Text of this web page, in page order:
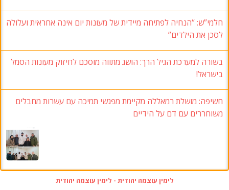
חלמי”ש: “הנחיה לפתיחה מיידית של מעונות יום אינה אחראית ועלולה
לסכן את הילדים”
בשורה למערכת הגיל הרך: הושג מתווה מוסכם לחיזוק מעונות הסמל
בישראל!
חשיפה: מושלת רמאללה מקיימת מפגשי תמיכה עם עשרות מחבלים
משוחררים עם דם על הידיים
לימין עוצמה יהודית - לימין עוצמה יהודית